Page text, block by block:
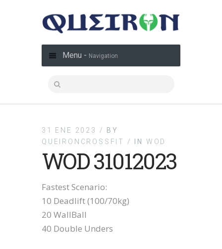
Menu - Navigation
31 ENE 2023 /
BY
QUEIRONCROSSFIT /
IN WOD
WOD 31012023
Fastest Scenario:
10 Deadlift (100/70kg)
20 WallBall
40 Double Unders